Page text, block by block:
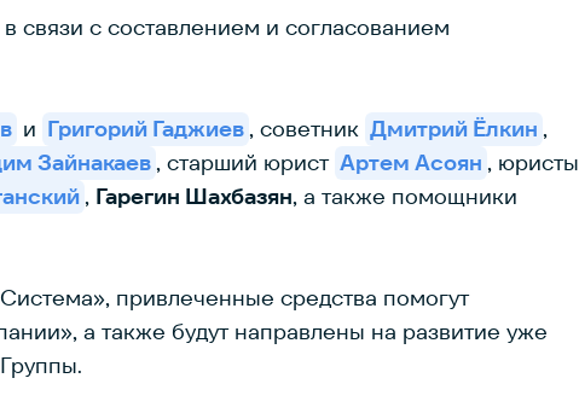
с составлением и согласованием
и Григорий Гаджиев, советник Дмитрий Ёлкин ,
Зайнакаев, старший юрист Артем Асоян , юристы
, Гарегин Шахбазян, а также помощники
привлеченные средства помогут
а также будут направлены на развитие уже